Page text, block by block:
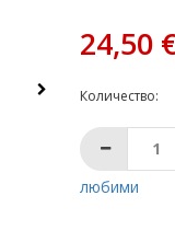
24,50
Количество:
любими